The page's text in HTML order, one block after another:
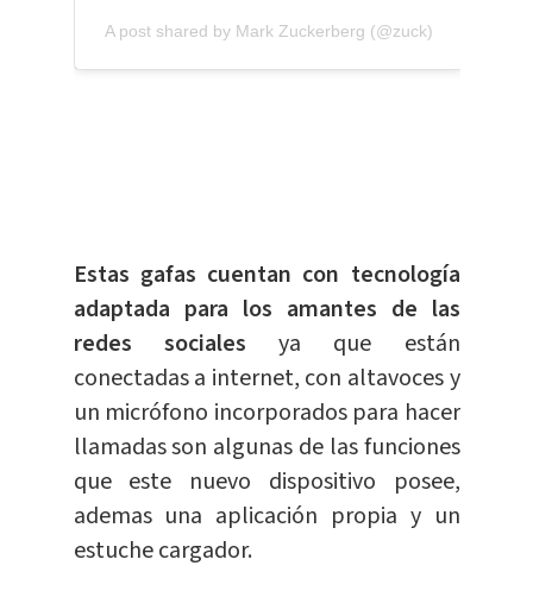
A post shared by Mark Zuckerberg (@zuck)
Estas gafas cuentan con tecnología
adaptada para los amantes de las
redes sociales ya que están
conectadas a internet, con altavoces y
un micrófono incorporados para hacer
llamadas son algunas de las funciones
que este nuevo dispositivo posee,
ademas una aplicación propia y un
estuche cargador.